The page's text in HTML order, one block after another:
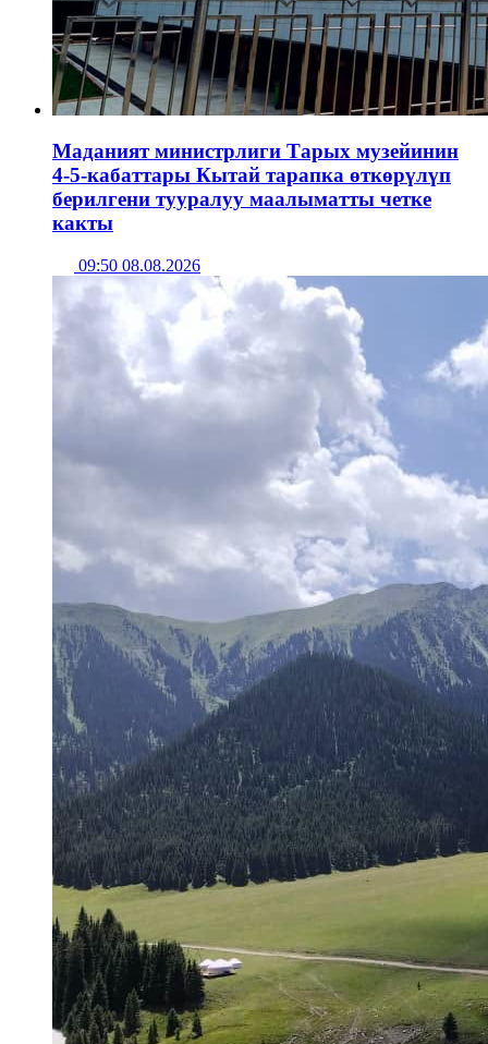
Маданият министрлиги Тарых музейинин
4-5-кабаттары Кытай тарапка өткөрүлүп
берилгени тууралуу маалыматты четке
какты
09:50 08.08.2026